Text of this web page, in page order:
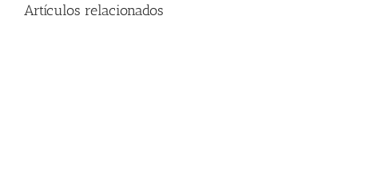
Artículos relacionados